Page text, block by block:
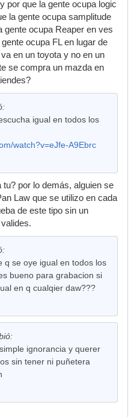
por que la gente ocupa logic
la gente ocupa samplitude
gente ocupa Reaper en ves
ocupa FL en lugar de
en un toyota y no en un
se compra un mazda en
igual en todos los
watch?v=eJfe-A9Ebrc
por lo demás, alguien se
Law que se utilizo en cada
de este tipo sin un
q se oye igual en todos los
bueno para grabacion si
en q cualqier daw???
ignorancia y querer
sin tener ni puñetera